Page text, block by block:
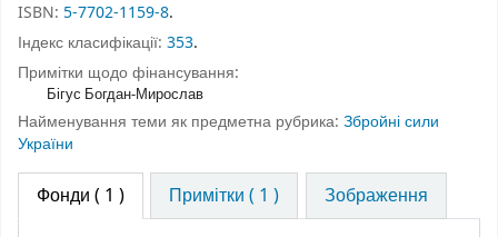
ISBN: 5-7702-1159-8.
Індекс класифікації: 353.
Примітки щодо фінансування:
Бігус Богдан-Мирослав
Найменування теми як предметна рубрика: Збройні сили
України
Фонди ( 1 ) Примітки ( 1 ) Зображення